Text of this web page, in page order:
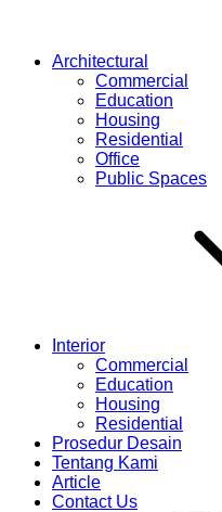
Architectural
Commercial
Education
Housing
Residential
Office
Public Spaces
Interior
Commercial
Education
Housing
Residential
Prosedur Desain
Tentang Kami
Article
Contact Us